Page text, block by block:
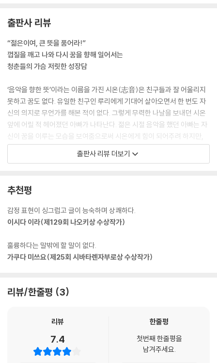
은 없다.
--- p.327
출판사 리뷰
“젊은이여, 큰 뜻을 품어라!”
껍질을 깨고 나와 다시 꿈을 향해 일어서는
청춘들의 가슴 저릿한 성장담
‘음악을 향한 뜻’이라는 이름을 가진 시온(志音)은 친구들과 잘 어울리지
못하고 꿈도 없다. 유일한 친구인 루리에게 기대어 살아오면서 한 번도 자
신의 의지로 무언가를 해본 적이 없다. 그렇게 무력한 나날을 보내던 시온
앞에 어릴 적 헤어졌던 아빠가 나타난다. 젊은 시절 음악을 했던 아빠는 자
신이 꿈을 이루는 모습을 보여줌으로써 시온에게 힘이 되어주려 하지만,
갑작스레 과로로 세상을 떠나고 만다. 아빠가 시온에게 남긴 것은 낡은 드
럼과 “시온, 큰 뜻(大志)을 품어라”라고 적힌 일기뿐이다. 아빠가 남긴 드
한편 고등학교 관악부 부장인 다이시(大志)는 자신의 이름처럼 큰 뜻을
이루려다 깊은 상처를 입었다. 중학교 시절 관악부를 이끌고 동일본 대회
에 진출하려다 크게 좌절한 후 “큰 꿈이란 건 몸을 망치기만 할 뿐이야”라
“외톨이여서 옥상에 있는 거 외롭지?
이 소설은 ‘큰 뜻을 품어라’라는 말을 가슴에 새긴 소녀가 ‘큰 뜻’이라는 이
름을 가진 소년을 만나 껍질을 깨고 나오는 성장담이다. 또한 음악에 대한
서는 성장담이기도 하다.
“전부 소중했다. 후회도 슬픔도 분함도.
그리고 이 감정, 아무것도 잘못된 것은 없다”
출판사 리뷰 더보기
추천평
감정 표현이 싱그럽고 글이 능숙하며 상쾌하다.
이시다 이라(제129회 나오키상 수상작가)
훌륭하다는 말밖에 할 말이 없다.
가쿠다 미쓰요(제25회 시바타렌자부로상 수상작가)
리뷰/한줄평 3
리뷰
7.4
한줄평
첫번째 한줄평을
남겨주세요.